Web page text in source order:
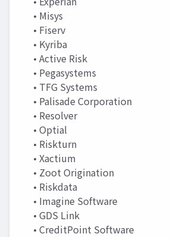
• Misys
• Fiserv
• Kyriba
• Active Risk
• Pegasystems
• TFG Systems
• Palisade Corporation
• Resolver
• Optial
• Riskturn
• Xactium
• Zoot Origination
• Riskdata
• Imagine Software
• GDS Link
• CreditPoint Software